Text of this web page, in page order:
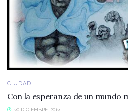
CIUDAD
Con la esperanza de un mundo
30 DICIEMBRE, 2013